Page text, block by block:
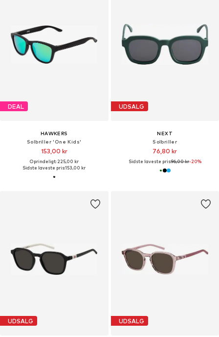
DEAL
HAWKERS
Solbriller 'One Kids'
153,00 kr
Oprindeligt: 225,00 kr
Sidste laveste pris:153,00 kr
UDSALG
NEXT
Solbriller
76,80 kr
Sidste laveste pris:96,00 kr-20%
UDSALG UDSALG